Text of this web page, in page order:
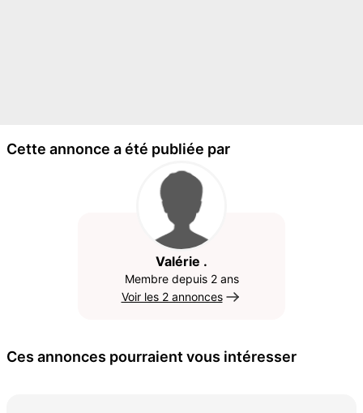
Cette annonce a été publiée par
Valérie .
Membre depuis 2 ans
Voir les 2 annonces
Ces annonces pourraient vous intéresser